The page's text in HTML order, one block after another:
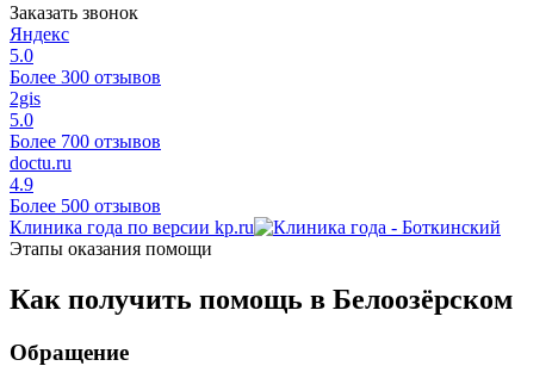
Заказать звонок
Яндекс
5.0
Более 300 отзывов
2gis
5.0
Более 700 отзывов
doctu.ru
4.9
Более 500 отзывов
Клиника года по версии kp.ru
Этапы оказания помощи
Как получить помощь в Белоозёрском
Обращение